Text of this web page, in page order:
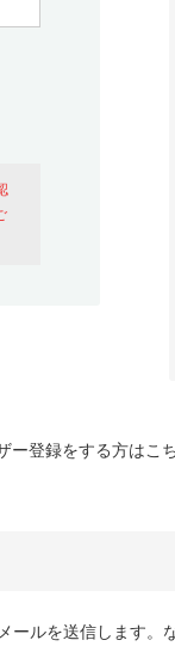
登録をする方はこ
ルを送信します。